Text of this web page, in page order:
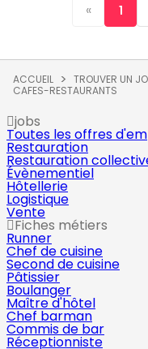
« 1
ACCUEIL TROUVER UN
CAFES-RESTAURANTS
jobs
Toutes les offres
Restauration
Restauration
Évènementiel
Hôtellerie
Logistique
Vente
Fiches métiers
Runner
Chef de cuisine
Second de cuisine
Pâtissier
Boulanger
Maître d'hôtel
Chef barman
Commis de bar
Réceptionniste